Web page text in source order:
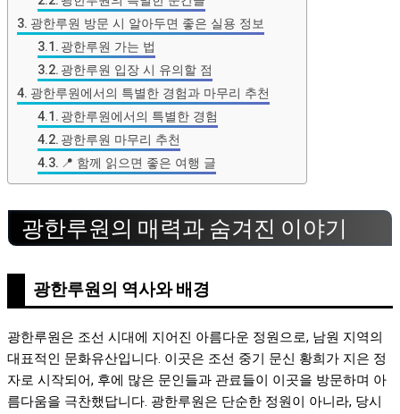
광한루원 방문 시 알아두면 좋은 실용 정보
광한루원 가는 법
광한루원 입장 시 유의할 점
광한루원에서의 특별한 경험과 마무리 추천
광한루원에서의 특별한 경험
광한루원 마무리 추천
📍 함께 읽으면 좋은 여행 글
광한루원의 매력과 숨겨진 이야기
광한루원의 역사와 배경
광한루원은 조선 시대에 지어진 아름다운 정원으로, 남원 지역의
대표적인 문화유산입니다. 이곳은 조선 중기 문신 황희가 지은 정
자로 시작되어, 후에 많은 문인들과 관료들이 이곳을 방문하며 아
름다움을 극찬했답니다. 광한루원은 단순한 정원이 아니라, 당시